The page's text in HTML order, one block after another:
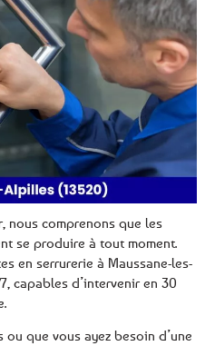
nous comprenons que les
se produire à tout moment.
en serrurerie à Maussane-les-
capables d’intervenir en 30
que vous ayez besoin d’une